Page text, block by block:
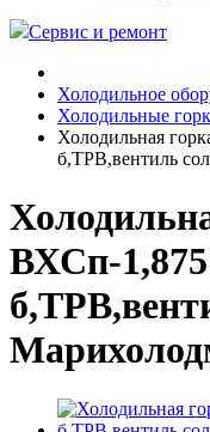
Сервис и ремонт
Холодильное
Холодильные
Холодильная
б,ТРВ,вентиль
ВХСп-